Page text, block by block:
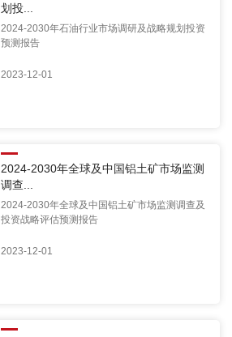
划投...
2024-2030年石油行业市场调研及战略规划投资
预测报告
2023-12-01
2024-2030年全球及中国铝土矿市场监测
调查...
2024-2030年全球及中国铝土矿市场监测调查及
投资战略评估预测报告
2023-12-01